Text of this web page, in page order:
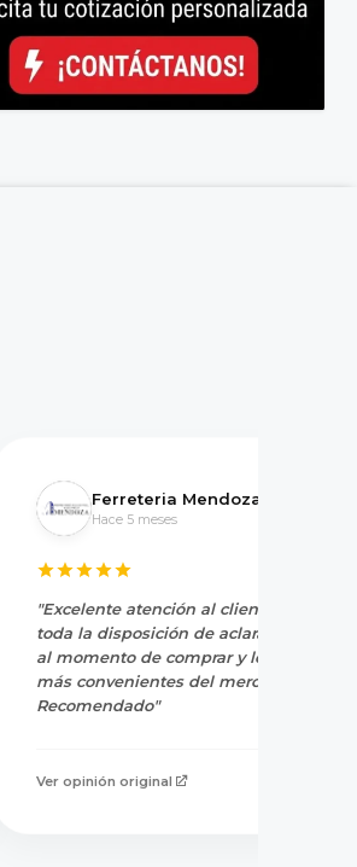
Ferreteria Mendoza
Hace 5 meses
"Excelente atención al cliente, tienen
toda la disposición de aclarar dudas
al momento de comprar y los precios
más convenientes del mercado.
Recomendado"
Ver opinión original